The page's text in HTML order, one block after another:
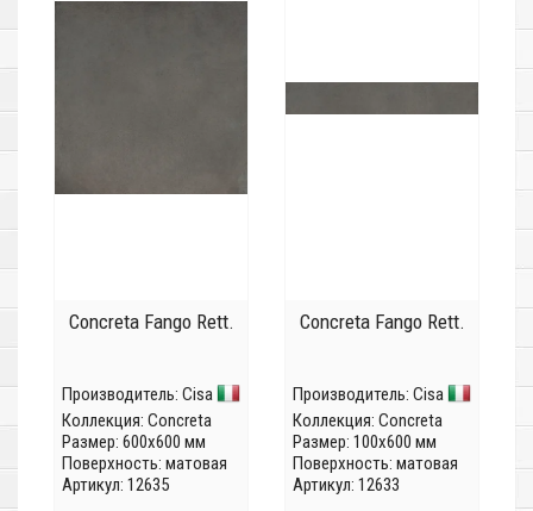
Concreta Fango Rett.
Производитель: Cisa
Коллекция: Concreta
Размер: 600x600 мм
Поверхность: матовая
Артикул: 12635
Concreta Fango Rett.
Производитель: Cisa
Коллекция: Concreta
Размер: 100x600 мм
Поверхность: матовая
Артикул: 12633